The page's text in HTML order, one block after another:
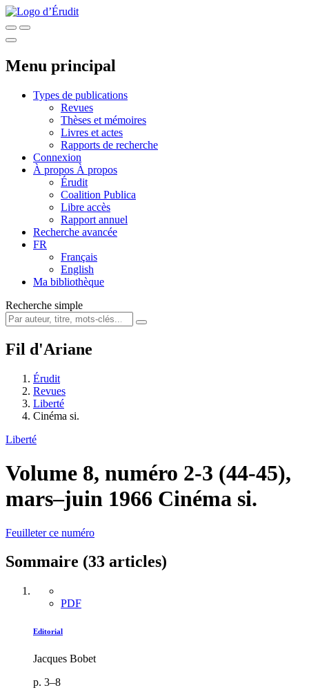
Menu principal
Types de publications
Revues
Thèses et mémoires
Livres et actes
Rapports de recherche
Connexion
À propos À propos
Érudit
Coalition Publica
Libre accès
Rapport annuel
Recherche avancée
FR
Français
English
Ma bibliothèque
Recherche simple
Fil d'Ariane
Érudit
Revues
Liberté
Cinéma si.
Liberté
Volume 8, numéro 2-3 (44-45),
mars–juin 1966 Cinéma si.
Feuilleter ce numéro
Sommaire (33 articles)
PDF
Editorial
Jacques Bobet
p. 3–8